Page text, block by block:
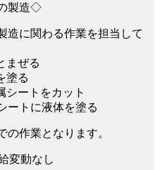
製造◇
造に関わる作業を担当して
まぜる
塗る
ートをカット
ートに液体を塗る
作業となります。
変動なし